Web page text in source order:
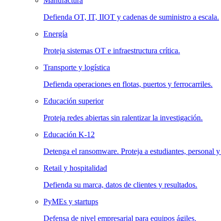
Defienda OT, IT, IIOT y cadenas de suministro a escala.
Energía
Proteja sistemas OT e infraestructura crítica.
Transporte y logística
Defienda operaciones en flotas, puertos y ferrocarriles.
Educación superior
Proteja redes abiertas sin ralentizar la investigación.
Educación K-12
Detenga el ransomware. Proteja a estudiantes, personal y
Retail y hospitalidad
Defienda su marca, datos de clientes y resultados.
PyMEs y startups
Defensa de nivel empresarial para equipos ágiles.